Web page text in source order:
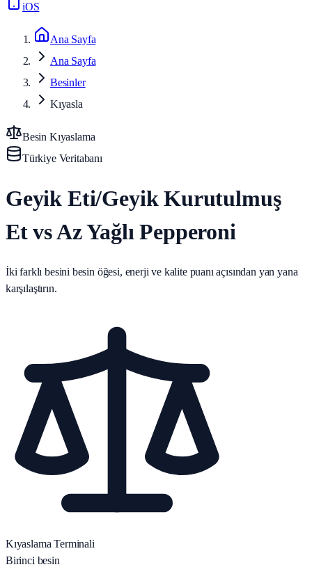
iOS
Ana Sayfa
Ana Sayfa
Besinler
Kıyasla
Besin Kıyaslama
Türkiye Veritabanı
Geyik Eti/Geyik Kurutulmuş
Et vs Az Yağlı Pepperoni
İki farklı besini besin öğesi, enerji ve kalite puanı açısından yan yana
karşılaştırın.
Kıyaslama Terminali
Birinci besin